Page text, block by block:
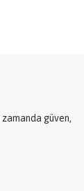
güven,